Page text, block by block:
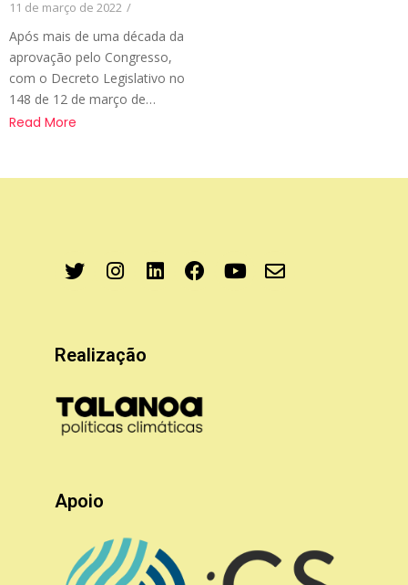
11 de março de 2022 /
Após mais de uma década da
aprovação pelo Congresso,
com o Decreto Legislativo no
148 de 12 de março de…
Read More
Realização
Apoio